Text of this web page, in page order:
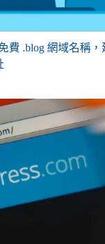
費 .blog 網域名稱